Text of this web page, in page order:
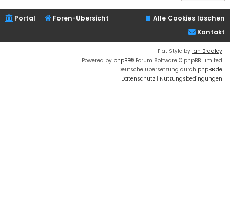
Portal Foren-Übersicht
Alle Cookies löschen
Kontakt
Flat Style by Ian Bradley
Powered by phpBB® Forum Software © phpBB Limited
Deutsche Übersetzung durch phpBB.de
Datenschutz | Nutzungsbedingungen